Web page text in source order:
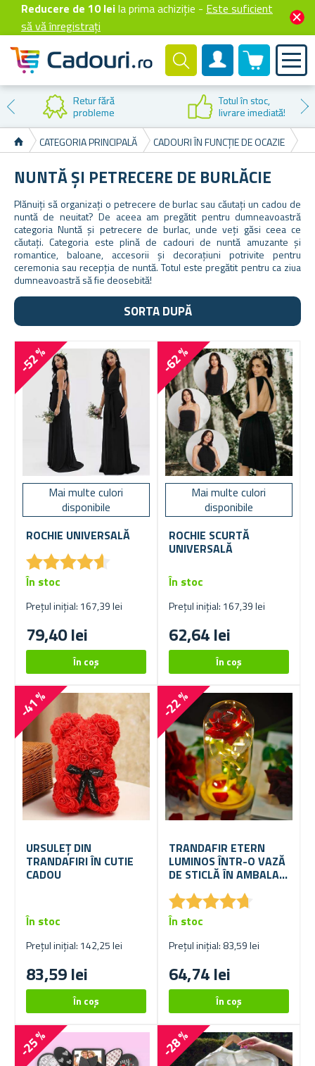
Reducere de 10 leila prima achiziție - Este suficient
să vă înregistrați
Cont client
0 produselor
Retur fără
probleme
Totul în stoc,
livrare imediată!
CATEGORIA PRINCIPALĂ
CADOURI ÎN FUNCȚIE DE OCAZIE
NUNTĂ ȘI PETRECERE DE BURLĂCIE
Plănuiți să organizați o petrecere de burlac sau căutați un cadou de
nuntă de neuitat? De aceea am pregătit pentru dumneavoastră
categoria Nuntă și petrecere de burlac, unde veți găsi ceea ce
căutați. Categoria este plină de cadouri de nuntă amuzante și
romantice, baloane, accesorii și decorațiuni potrivite pentru
ceremonia sau recepția de nuntă. Totul este pregătit pentru ca ziua
dumneavoastră să fie deosebită!
SORTA DUPĂ
-52 %
Mai multe culori
disponibile
ROCHIE UNIVERSALĂ
★★★★★
★★★★★
Prețul inițial: 167,39 lei
79,40 lei
În stoc
-62 %
Mai multe culori
disponibile
ROCHIE SCURTĂ
UNIVERSALĂ
Prețul inițial: 167,39 lei
62,64 lei
În stoc
-41 %
URSULEȚ DIN
TRANDAFIRI ÎN CUTIE
CADOU
Prețul inițial: 142,25 lei
83,59 lei
În stoc
-22 %
TRANDAFIR ETERN
LUMINOS ÎNTR-O VAZĂ
DE STICLĂ ÎN AMBALAJ
★★★★★
★★★★★
Prețul inițial: 83,59 lei
64,74 lei
În stoc
-25 % -28 %